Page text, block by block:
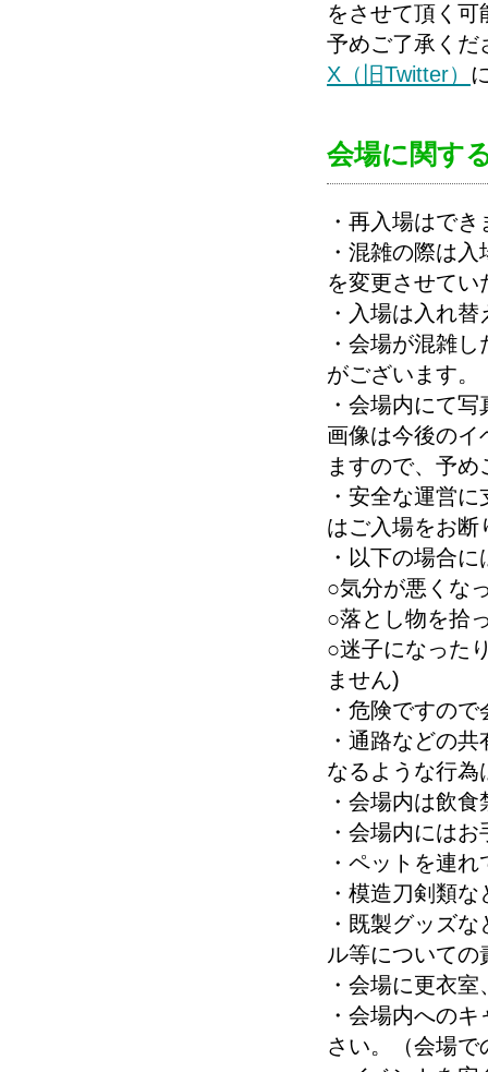
をさせて頂く可
予めご了承くだ
X（旧Twitter）
会場に関す
・再入場はで
・混雑の際は
を変更させて
・入場は入れ
・会場が混雑
がございます。
・会場内にて
画像は今後のイ
ますので、予
・安全な運営
はご入場をお断
・以下の場合
○気分が悪くな
○落とし物を拾
○迷子になった
ません)
・危険ですの
・通路などの
なるような行為
・会場内は飲
・会場内には
・ペットを連
・模造刀剣類
・既製グッズ
ル等について
・会場に更衣
・会場内への
さい。（会場